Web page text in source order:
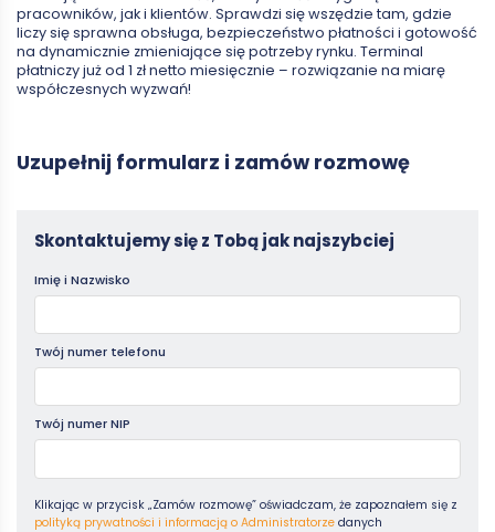
pracowników, jak i klientów. Sprawdzi się wszędzie tam, gdzie
liczy się sprawna obsługa, bezpieczeństwo płatności i gotowość
na dynamicznie zmieniające się potrzeby rynku. Terminal
płatniczy już od 1 zł netto miesięcznie – rozwiązanie na miarę
współczesnych wyzwań!
Uzupełnij formularz i zamów rozmowę
Terminale
kontakt
Skontaktujemy się z Tobą jak najszybciej
Imię i Nazwisko
Twój numer telefonu
Twój numer NIP
Klikając w przycisk „Zamów rozmowę” oświadczam, że zapoznałem się z
polityką prywatności i informacją o Administratorze danych